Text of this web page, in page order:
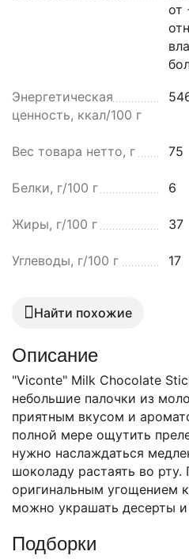
от
Энергетическая
ценность, ккал/100 г
Вес товара нетто, г 75
Белки, г/100 г 6
Жиры, г/100 г 37
Углеводы, г/100 г 17
Найти похожие
Описание
"Viconte" Milk Chocolate
небольшие палочки из
приятным вкусом и
полной мере ощутить
нужно наслаждаться
шоколаду растаять во рту.
оригинальным угощением
можно украшать десерты
Подборки